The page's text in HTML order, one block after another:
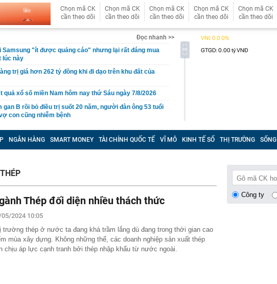
Chọn mã CK
cần theo dõi
Chọn mã CK
cần theo dõi
Chọn mã CK
cần theo dõi
Chọn mã CK
cần theo dõi
Chọn mã CK
cần theo dõi
Đọc nhanh >>
Samsung "ít được quảng cáo" nhưng lại rất đáng mua
lúc này
trị giá hơn 262 tỷ đồng khi đi dạo trên khu đất của
quả xổ số miền Nam hôm nay thứ Sáu ngày 7/8/2026
gan B rồi bỏ điều trị suốt 20 năm, người đàn ông 53 tuổi
con cũng nhiễm bệnh
3 bậc nhất
ra: Càng tiết kiệm càng tốt là lời khuyên dễ khiến
trả giá
Bắc - Nam đạt hơn 1.300 tỷ đồng
tiết Lập thu 2026?
cơm cần bỏ ngay
khó khăn gì khi bán hàng trên sàn thương mại điện
bị khởi công nhiều dự án dịp Quốc khánh 2/9
đồng loạt ra quân, kiểm tra 98 công nhân tại 3 xã
NGÂN HÀNG SMART MONEY TÀI CHÍNH QUỐC TẾ VĨ MÔ KINH TẾ SỐ THỊ TRƯỜNG SỐNG
Thép đối diện nhiều thách thức
2024 10:05
trường thép ở nước ta đang khá trầm lắng dù đang trong thời gian cao
mùa xây dựng. Không những thế, các doanh nghiệp sản xuất thép
chịu áp lực cạnh tranh bởi thép nhập khẩu từ nước ngoài.
Công ty